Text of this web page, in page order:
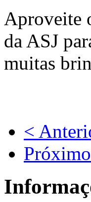
Aproveite
da ASJ
muitas
<